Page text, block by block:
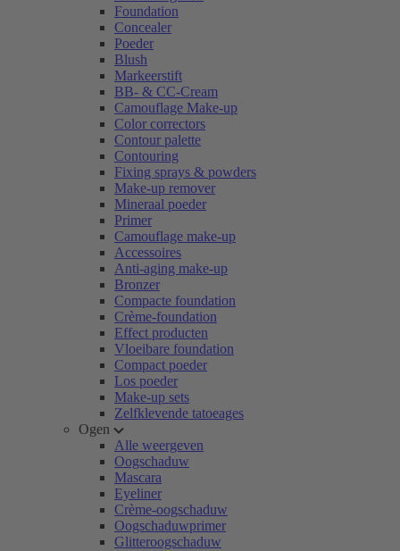
Foundation
Concealer
Poeder
Blush
Markeerstift
BB- & CC-Cream
Camouflage Make-up
Color correctors
Contour palette
Contouring
Fixing sprays & powders
Make-up remover
Mineraal poeder
Primer
Camouflage make-up
Accessoires
Anti-aging make-up
Bronzer
Compacte foundation
Crème-foundation
Effect producten
Vloeibare foundation
Compact poeder
Los poeder
Make-up sets
Zelfklevende tatoeages
Ogen
Alle weergeven
Oogschaduw
Mascara
Eyeliner
Crème-oogschaduw
Oogschaduwprimer
Glitteroogschaduw